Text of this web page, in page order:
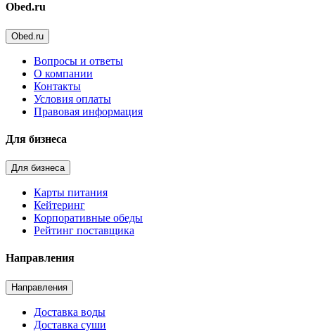
Obed.ru
Obed.ru
Вопросы и ответы
О компании
Контакты
Условия оплаты
Правовая информация
Для бизнеса
Для бизнеса
Карты питания
Кейтеринг
Корпоративные обеды
Рейтинг поставщика
Направления
Направления
Доставка воды
Доставка суши